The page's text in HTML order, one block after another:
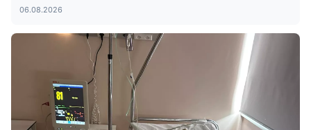
06.08.2026